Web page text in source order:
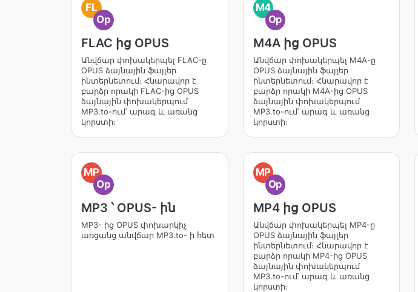
FL
Op
FLAC ից OPUS
Անվճար փոխակերպել FLAC-ը
OPUS ձայնային ֆայլեր
ինտերնետում։ Հնարավոր է
բարձր որակի FLAC-ից OPUS
ձայնային փոխակերպում
MP3.to-ում՝ արագ և առանց
կորստի։
M4
Op
M4A ից OPUS
Անվճար փոխակերպել M4A-ը
OPUS ձայնային ֆայլեր
ինտերնետում։ Հնարավոր է
բարձր որակի M4A-ից OPUS
ձայնային փոխակերպում
MP3.to-ում՝ արագ և առանց
կորստի։
MP
Op
MP3 ՝ OPUS- ին
MP3- ից OPUS փոխարկիչ
առցանց անվճար MP3.to- ի հետ
MP
Op
MP4 ից OPUS
Անվճար փոխակերպել MP4-ը
OPUS ձայնային ֆայլեր
ինտերնետում։ Հնարավոր է
բարձր որակի MP4-ից OPUS
ձայնային փոխակերպում
MP3.to-ում՝ արագ և առանց
կորստի։